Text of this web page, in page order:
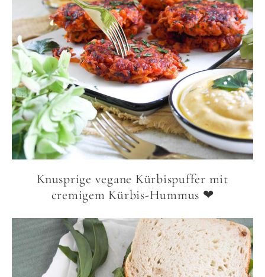
Knusprige vegane Kürbispuffer mit
cremigem Kürbis-Hummus ❤